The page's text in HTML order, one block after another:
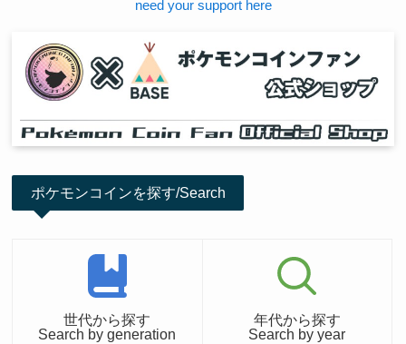
need your support here
ポケモンコインを探す/Search
世代から探す
Search by generation
年代から探す
Search by year